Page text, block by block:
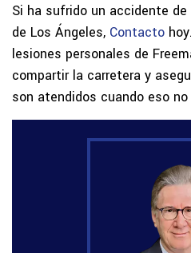
Si ha sufrido un accidente
de Los Ángeles, Contacto
lesiones personales de
compartir la carretera y
son atendidos cuando eso